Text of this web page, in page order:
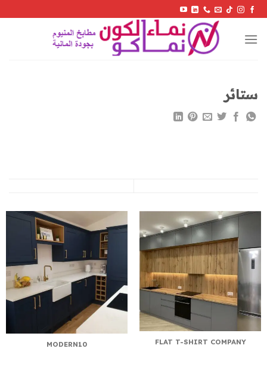
Skip
content
ستائر
FLAT T-SHIRT COMPANY
MODERN10